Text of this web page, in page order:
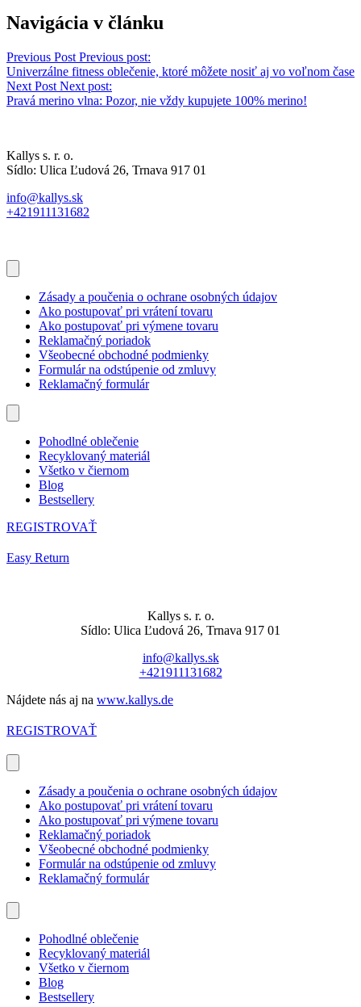
Navigácia v článku
Previous Post Previous post:
Univerzálne fitness oblečenie, ktoré môžete nosiť aj vo voľnom čase
Next Post Next post:
Pravá merino vlna: Pozor, nie vždy kupujete 100% merino!
Kallys s. r. o.
Sídlo: Ulica Ľudová 26, Trnava 917 01
info@kallys.sk
+421911131682
Zásady a poučenia o ochrane osobných údajov
Ako postupovať pri vrátení tovaru
Ako postupovať pri výmene tovaru
Reklamačný poriadok
Všeobecné obchodné podmienky
Formulár na odstúpenie od zmluvy
Reklamačný formulár
Pohodlné oblečenie
Recyklovaný materiál
Všetko v čiernom
Blog
Bestsellery
REGISTROVAŤ
Easy Return
Kallys s. r. o.
Sídlo: Ulica Ľudová 26, Trnava 917 01
info@kallys.sk
+421911131682
Nájdete nás aj na www.kallys.de
REGISTROVAŤ
Zásady a poučenia o ochrane osobných údajov
Ako postupovať pri vrátení tovaru
Ako postupovať pri výmene tovaru
Reklamačný poriadok
Všeobecné obchodné podmienky
Formulár na odstúpenie od zmluvy
Reklamačný formulár
Pohodlné oblečenie
Recyklovaný materiál
Všetko v čiernom
Blog
Bestsellery